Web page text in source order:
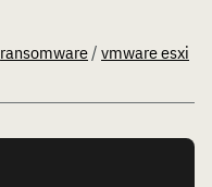
ransomware/ vmware esxi